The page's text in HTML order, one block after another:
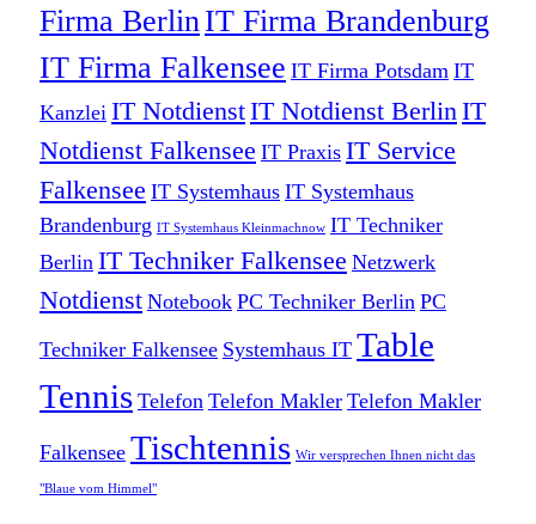
Firma Berlin IT Firma Brandenburg
IT Firma Falkensee IT Firma Potsdam IT
Kanzlei IT NotdienstIT Notdienst Berlin IT
Notdienst Falkensee IT Praxis IT Service
Falkensee IT Systemhaus IT Systemhaus
Brandenburg IT Systemhaus Kleinmachnow IT Techniker
Berlin IT Techniker Falkensee Netzwerk
Notdienst Notebook PC Techniker Berlin PC
Techniker Falkensee Systemhaus IT Table
Tennis Telefon Telefon Makler Telefon Makler
Falkensee Tischtennis Wir versprechen Ihnen nicht das
"Blaue vom Himmel"